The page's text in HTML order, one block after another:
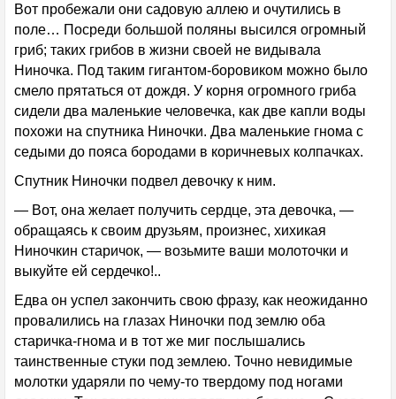
Вот пробежали они садовую аллею и очутились в
поле… Посреди большой поляны высился огромный
гриб; таких грибов в жизни своей не видывала
Ниночка. Под таким гигантом-боровиком можно было
смело прятаться от дождя. У корня огромного гриба
сидели два маленькие человечка, как две капли воды
похожи на спутника Ниночки. Два маленькие гнома с
седыми до пояса бородами в коричневых колпачках.
Спутник Ниночки подвел девочку к ним.
— Вот, она желает получить сердце, эта девочка, —
обращаясь к своим друзьям, произнес, хихикая
Ниночкин старичок, — возьмите ваши молоточки и
выкуйте ей сердечко!..
Едва он успел закончить свою фразу, как неожиданно
провалились на глазах Ниночки под землю оба
старичка-гнома и в тот же миг послышались
таинственные стуки под землею. Точно невидимые
молотки ударяли по чему-то твердому под ногами